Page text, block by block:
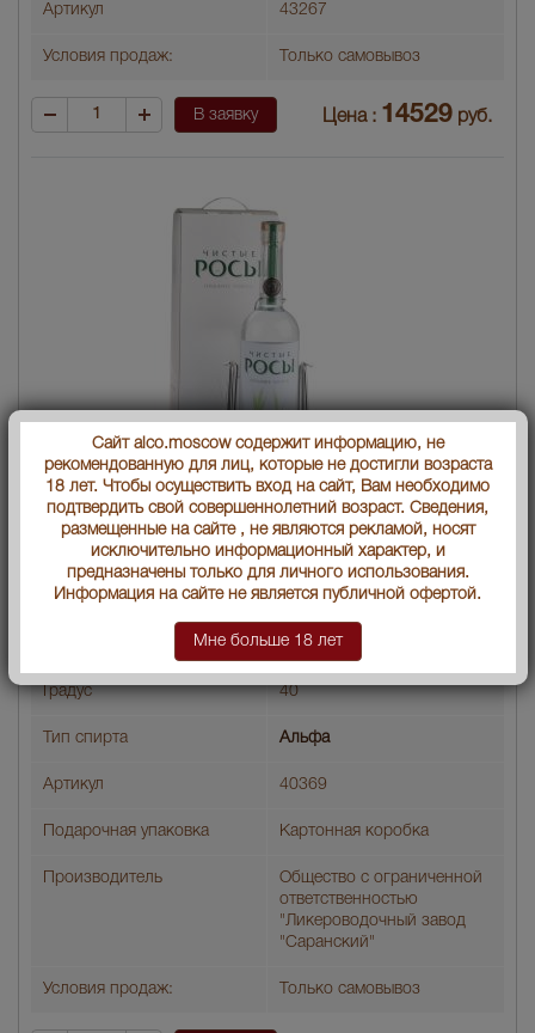
Артикул 43267
Условия продаж: Только самовывоз
В заявку Цена : 14529 руб.
Водка Чистые Росы 3 л в п/у
Страна производства Россия
3 л
Градус 40
Тип спирта Альфа
Артикул 40369
Подарочная упаковка Картонная коробка
Производитель
Общество с ограниченной
ответственностью
"Ликероводочный завод
"Саранский"
Условия продаж: Только самовывоз
Сайт alco.moscow содержит информацию, не
рекомендованную для лиц, которые не достигли возраста
18 лет. Чтобы осуществить вход на сайт, Вам необходимо
подтвердить свой совершеннолетний возраст. Сведения,
размещенные на сайте , не являются рекламой, носят
исключительно информационный характер, и
предназначены только для личного использования.
Информация на сайте не является публичной офертой.
Мне больше 18 лет